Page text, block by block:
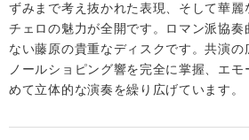
ずみまで考え抜かれた表現、そして華
チェロの魅力が全開です。ロマン派協
ない藤原の貴重なディスクです。共演の
ノールショピング響を完全に掌握、エ
めて立体的な演奏を繰り広げています。